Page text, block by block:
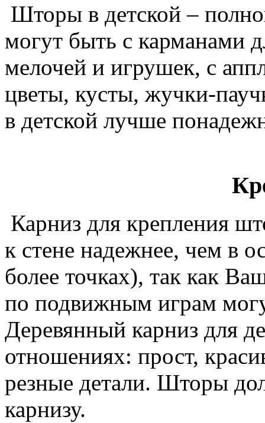
Шторы в детской –
могут быть с карманами
мелочей и игрушек, с
цветы, кусты, жучки-
в детской лучше
Карниз для крепления
к стене надежнее, чем в
более точках), так как
по подвижным играм
Деревянный карниз для
отношениях: прост,
резные детали. Шторы
карнизу.